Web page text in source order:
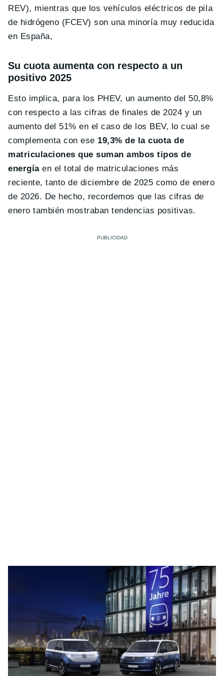
REV), mientras que los vehículos eléctricos de pila
de hidrógeno (FCEV) son una minoría muy reducida
en España,
Su cuota aumenta con respecto a un
positivo 2025
Esto implica, para los PHEV, un aumento del 50,8%
con respecto a las cifras de finales de 2024 y un
aumento del 51% en el caso de los BEV, lo cual se
complementa con ese 19,3% de la cuota de
matriculaciones que suman ambos tipos de
energíaen el total de matriculaciones más
reciente, tanto de diciembre de 2025 como de enero
de 2026. De hecho, recordemos que las cifras de
enero también mostraban tendencias positivas.